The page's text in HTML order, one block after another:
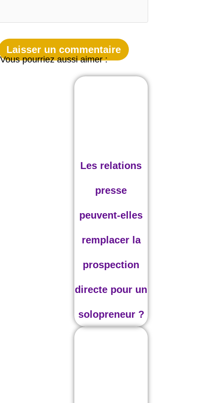
Vous pourriez aussi aimer :
Les relations
presse
peuvent-elles
remplacer la
prospection
directe pour un
solopreneur ?